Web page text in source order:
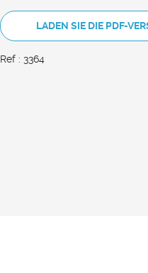
LADEN SIE DIE PDF-
Ref : 3364